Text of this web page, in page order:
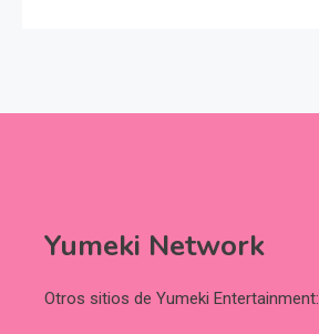
Yumeki Network
Otros sitios de Yumeki Entertainment: